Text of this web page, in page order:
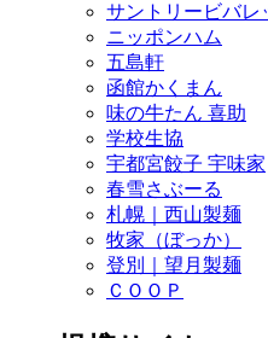
サントリービバレ
ニッポンハム
五島軒
函館かくまん
味の牛たん 喜助
学校生協
宇都宮餃子 宇味家
春雪さぶーる
札幌｜西山製麺
牧家（ぼっか）
登別｜望月製麺
ＣＯＯＰ